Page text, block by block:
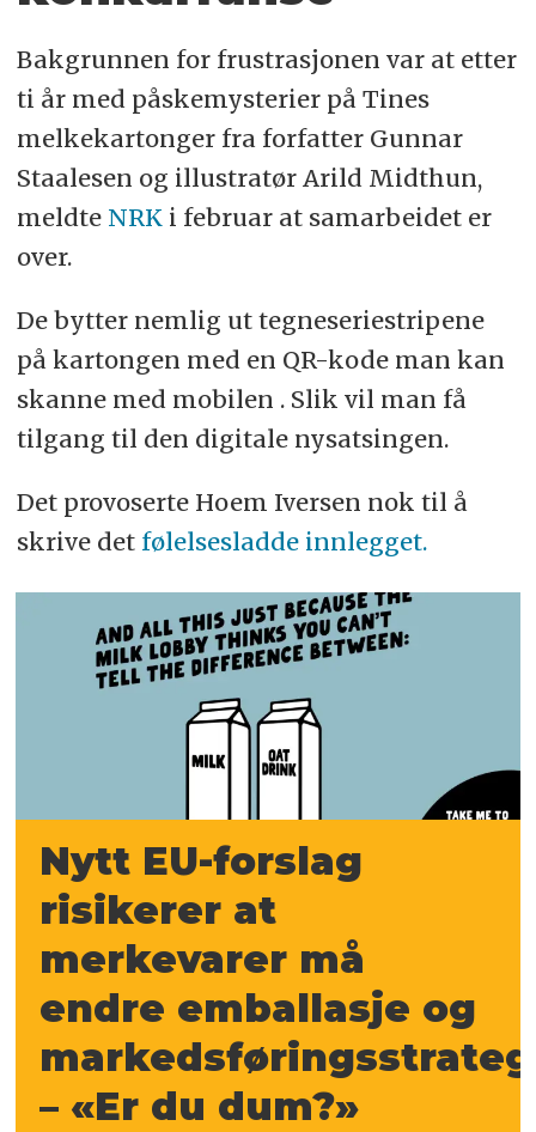
Bakgrunnen for frustrasjonen var at etter
ti år med påskemysterier på Tines
melkekartonger fra forfatter Gunnar
Staalesen og illustratør Arild Midthun,
meldte NRKi februar at samarbeidet er
over.
De bytter nemlig ut tegneseriestripene
på kartongen med en QR-kode man kan
skanne med mobilen . Slik vil man få
tilgang til den digitale nysatsingen.
Det provoserte Hoem Iversen nok til å
skrive det følelsesladde innlegget.
Nytt EU-forslag
risikerer at
merkevarer må
endre emballasje og
– «Er du dum?»